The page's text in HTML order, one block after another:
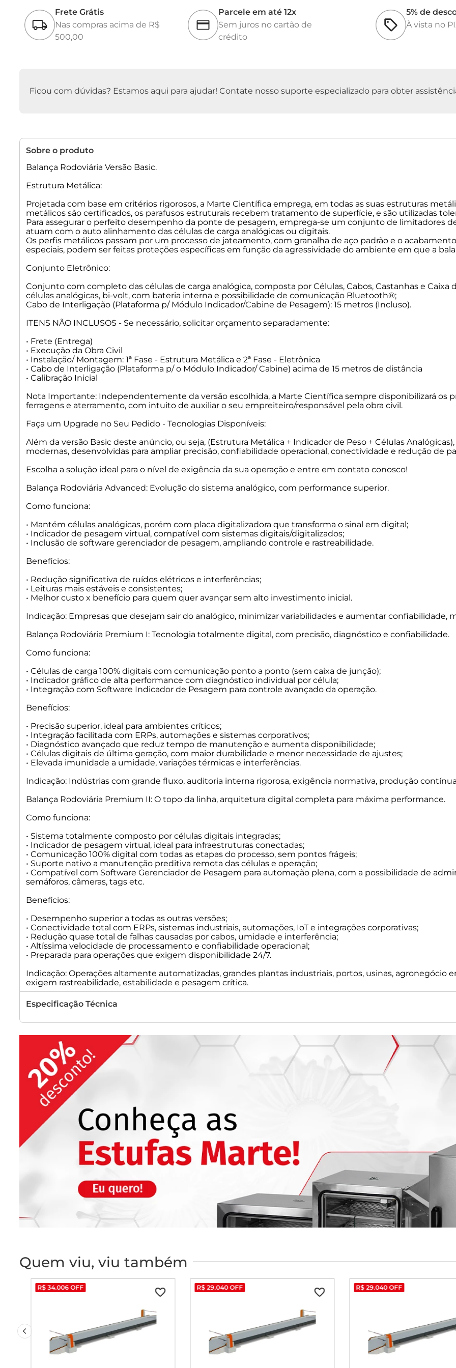
• Instalação/
• Cabo de
metros de distância
• Calibração Inicial
ferragens e
empreiteiro/
de Peso + Células
Balança
performance
• Mantém células
digitais/
• Inclusão de
rastreabilidade.
inicial.
e aumentar
Como funciona:
• Células de carga
• Indicador gráfico
Benefícios:
Indicação:
normativa,
com a
Benefícios:
• Desempenho
Indicação:
Frete Grátis
Nas compras acima de R$
500,00
Parcele em até 12x
Sem juros no cartão de
crédito
5% de
À vista no
Ficou com dúvidas? Estamos aqui para ajudar! Contate nosso suporte especializado para obter
Sobre o produto
Balança Rodoviária Versão Basic.
Estrutura Metálica:
Projetada com base em critérios rigorosos, a Marte Científica emprega, em todas as suas estruturas
metálicos são certificados, os parafusos estruturais recebem tratamento de superfície, e são utilizadas
Para assegurar o perfeito desempenho da ponte de pesagem, emprega-se um conjunto de limitadores
atuam com o auto alinhamento das células de carga analógicas ou digitais.
Os perfis metálicos passam por um processo de jateamento, com granalha de aço padrão e o
especiais, podem ser feitas proteções específicas em função da agressividade do ambiente em que a
Conjunto Eletrônico:
Conjunto com completo das células de carga analógica, composta por Células, Cabos, Castanhas e
células analógicas, bi-volt, com bateria interna e possibilidade de comunicação Bluetooth®;
Cabo de Interligação (Plataforma p/ Módulo Indicador/Cabine de Pesagem): 15 metros (Incluso).
ITENS NÃO INCLUSOS - Se necessário, solicitar orçamento separadamente:
• Frete (Entrega)
• Execução da Obra Civil
• Instalação/ Montagem: 1ª Fase - Estrutura Metálica e 2ª Fase - Eletrônica
• Cabo de Interligação (Plataforma p/ o Módulo Indicador/ Cabine) acima de 15 metros de distância
• Calibração Inicial
Nota Importante: Independentemente da versão escolhida, a Marte Científica sempre disponibilizará os
ferragens e aterramento, com intuito de auxiliar o seu empreiteiro/responsável pela obra civil.
Faça um Upgrade no Seu Pedido - Tecnologias Disponíveis:
Além da versão Basic deste anúncio, ou seja, (Estrutura Metálica + Indicador de Peso + Células
modernas, desenvolvidas para ampliar precisão, confiabilidade operacional, conectividade e redução de
Escolha a solução ideal para o nível de exigência da sua operação e entre em contato conosco!
Balança Rodoviária Advanced: Evolução do sistema analógico, com performance superior.
Como funciona:
• Mantém células analógicas, porém com placa digitalizadora que transforma o sinal em digital;
• Indicador de pesagem virtual, compatível com sistemas digitais/digitalizados;
• Inclusão de software gerenciador de pesagem, ampliando controle e rastreabilidade.
Benefícios:
• Redução significativa de ruídos elétricos e interferências;
• Leituras mais estáveis e consistentes;
• Melhor custo x benefício para quem quer avançar sem alto investimento inicial.
Indicação: Empresas que desejam sair do analógico, minimizar variabilidades e aumentar confiabilidade,
Balança Rodoviária Premium I: Tecnologia totalmente digital, com precisão, diagnóstico e confiabilidade.
Como funciona:
• Células de carga 100% digitais com comunicação ponto a ponto (sem caixa de junção);
• Indicador gráfico de alta performance com diagnóstico individual por célula;
• Integração com Software Indicador de Pesagem para controle avançado da operação.
Benefícios:
• Precisão superior, ideal para ambientes críticos;
• Integração facilitada com ERPs, automações e sistemas corporativos;
• Diagnóstico avançado que reduz tempo de manutenção e aumenta disponibilidade;
• Células digitais de última geração, com maior durabilidade e menor necessidade de ajustes;
• Elevada imunidade a umidade, variações térmicas e interferências.
Indicação: Indústrias com grande fluxo, auditoria interna rigorosa, exigência normativa, produção
Balança Rodoviária Premium II: O topo da linha, arquitetura digital completa para máxima performance.
Como funciona:
• Sistema totalmente composto por células digitais integradas;
• Indicador de pesagem virtual, ideal para infraestruturas conectadas;
• Comunicação 100% digital com todas as etapas do processo, sem pontos frágeis;
• Suporte nativo a manutenção preditiva remota das células e operação;
• Compatível com Software Gerenciador de Pesagem para automação plena, com a possibilidade de
semáforos, câmeras, tags etc.
Benefícios:
• Desempenho superior a todas as outras versões;
• Conectividade total com ERPs, sistemas industriais, automações, IoT e integrações corporativas;
• Redução quase total de falhas causadas por cabos, umidade e interferência;
• Altíssima velocidade de processamento e confiabilidade operacional;
• Preparada para operações que exigem disponibilidade 24/7.
Indicação: Operações altamente automatizadas, grandes plantas industriais, portos, usinas, agronegócio
exigem rastreabilidade, estabilidade e pesagem crítica.
Especificação Técnica
Quem viu, viu também
R$ 34.006 OFF R$ 29.040OFF R$ 29.040OFF